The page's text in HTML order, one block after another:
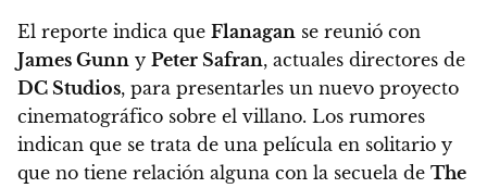
El reporte indica que Flanagan se reunió con
James Gunn y Peter Safran, actuales directores de
DC Studios, para presentarles un nuevo proyecto
cinematográfico sobre el villano. Los rumores
indican que se trata de una película en solitario y
que no tiene relación alguna con la secuela de The